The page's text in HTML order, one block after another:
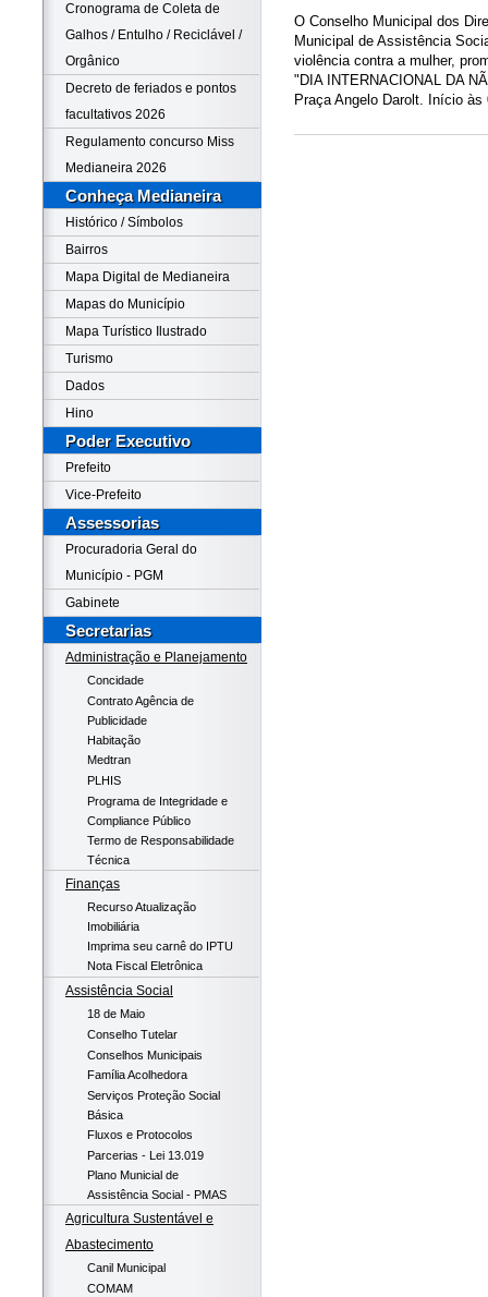
Cronograma de Coleta de
Galhos / Entulho / Reciclável /
Orgânico
Decreto de feriados e pontos
facultativos 2026
Regulamento concurso Miss
Medianeira 2026
Conheça Medianeira
Histórico / Símbolos
Bairros
Mapa Digital de Medianeira
Mapas do Município
Mapa Turístico Ilustrado
Turismo
Dados
Hino
Poder Executivo
Prefeito
Vice-Prefeito
Assessorias
Procuradoria Geral do
Município - PGM
Gabinete
Secretarias
Administração e Planejamento
Concidade
Contrato Agência de
Publicidade
Habitação
Medtran
PLHIS
Programa de Integridade e
Compliance Público
Termo de Responsabilidade
Técnica
Finanças
Recurso Atualização
Imobiliária
Imprima seu carnê do IPTU
Nota Fiscal Eletrônica
Assistência Social
18 de Maio
Conselho Tutelar
Conselhos Municipais
Família Acolhedora
Serviços Proteção Social
Básica
Fluxos e Protocolos
Parcerias - Lei 13.019
Plano Municial de
Assistência Social - PMAS
Agricultura Sustentável e
Abastecimento
Canil Municipal
COMAM
O Conselho Municipal dos
Municipal de Assistência
violência contra a mulher,
"DIA INTERNACIONAL DA
Praça Angelo Darolt. Início